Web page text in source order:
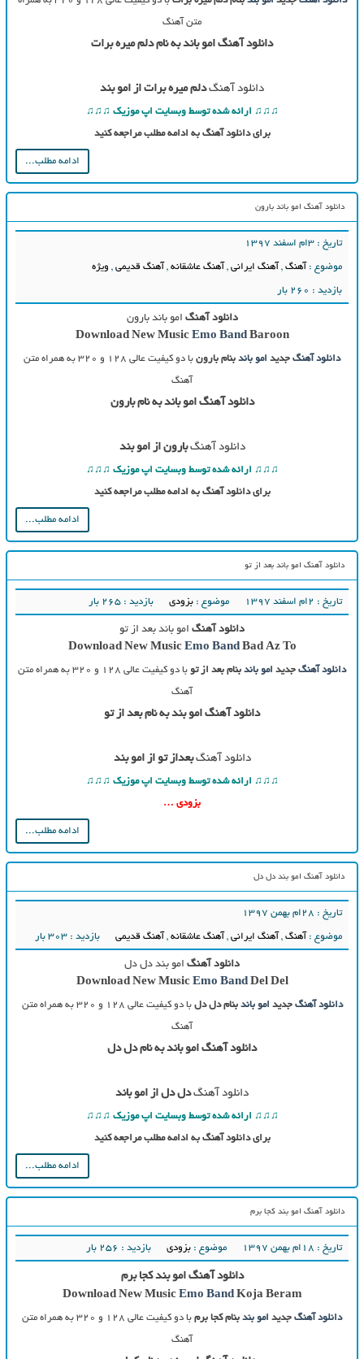
متن آهنگ
دانلود آهنگ امو باند به نام دلم میره برات
دانلود آهنگدلم میره برات از امو بند
♫♫♫ ارائه شده توسط وبسایت اپ موزیک ♫♫♫
برای دانلود آهنگ به ادامه مطلب مراجعه کنید
ادامه مطلب...
دانلود آهنگ امو باند بارون
تاریخ : ۳ام اسفند ۱۳۹۷
موضوع : آهنگ, آهنگ ایرانی, آهنگ عاشقانه, آهنگ قدیمی, ویژه
بازدید : 260 بار
دانلود آهنگ امو باند بارون
Download New Music Emo BandBaroon
دانلود آهنگ جدید امو باند بنام بارون با دو کیفیت عالی ۱۲۸ و ۳۲۰ به همراه متن
آهنگ
دانلود آهنگ امو باند به نام بارون
دانلود آهنگبارون از امو بند
♫♫♫ ارائه شده توسط وبسایت اپ موزیک ♫♫♫
برای دانلود آهنگ به ادامه مطلب مراجعه کنید
ادامه مطلب...
دانلود آهنگ امو باند بعد از تو
تاریخ : ۲ام اسفند ۱۳۹۷ موضوع : بزودی بازدید : 265 بار
دانلود آهنگ امو باند بعد از تو
Download New Music Emo BandBad Az To
دانلود آهنگ جدید امو باند بنام بعد از تو با دو کیفیت عالی ۱۲۸ و ۳۲۰ به همراه متن
آهنگ
دانلود آهنگ امو بند به نام بعد از تو
دانلود آهنگبعداز تو از امو بند
♫♫♫ ارائه شده توسط وبسایت اپ موزیک ♫♫♫
بزودی …
ادامه مطلب...
دانلود آهنگ امو بند دل دل
تاریخ : ۲۸ام بهمن ۱۳۹۷
موضوع : آهنگ, آهنگ ایرانی, آهنگ عاشقانه, آهنگ قدیمی بازدید : 303 بار
دانلود آهنگ امو بند دل دل
Download New Music Emo Band Del Del
دانلود آهنگ جدید امو باند بنام دل دل با دو کیفیت عالی ۱۲۸ و ۳۲۰ به همراه متن
آهنگ
دانلود آهنگ امو باند به نام دل دل
دانلود آهنگدل دل از امو باند
♫♫♫ ارائه شده توسط وبسایت اپ موزیک ♫♫♫
برای دانلود آهنگ به ادامه مطلب مراجعه کنید
ادامه مطلب...
دانلود آهنگ امو بند کجا برم
تاریخ : ۱۸ام بهمن ۱۳۹۷ موضوع : بزودی بازدید : 256 بار
دانلود آهنگ امو بند کجا برم
Download New Music Emo Band Koja Beram
دانلود آهنگ جدید امو بند بنام کجا برم با دو کیفیت عالی ۱۲۸ و ۳۲۰ به همراه متن
آهنگ